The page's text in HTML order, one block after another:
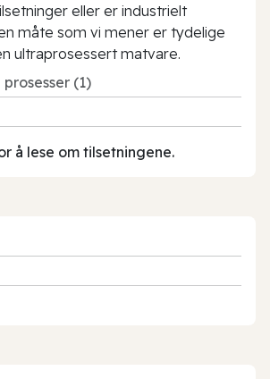
eller er industrielt
måte som vi mener er tydelige
ultraprosessert matvare.
(1)
å lese om tilsetningene.